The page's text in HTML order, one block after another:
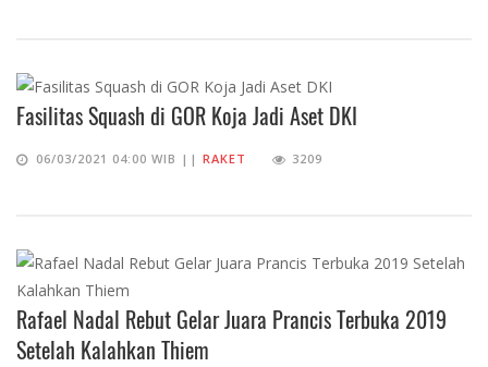
Fasilitas Squash di GOR Koja Jadi Aset DKI
06/03/2021 04:00 WIB || RAKET 3209
Rafael Nadal Rebut Gelar Juara Prancis Terbuka 2019
Setelah Kalahkan Thiem